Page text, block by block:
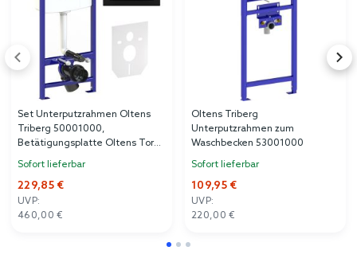
Set Unterputzrahmen Oltens
Triberg 50001000,
Betätigungsplatte Oltens Torne
57103300, 49301000
Sofort lieferbar
229,85 €
UVP:
460,00 €
Oltens Triberg
Unterputzrahmen zum
Waschbecken 53001000
Sofort lieferbar
109,95 €
UVP:
220,00 €